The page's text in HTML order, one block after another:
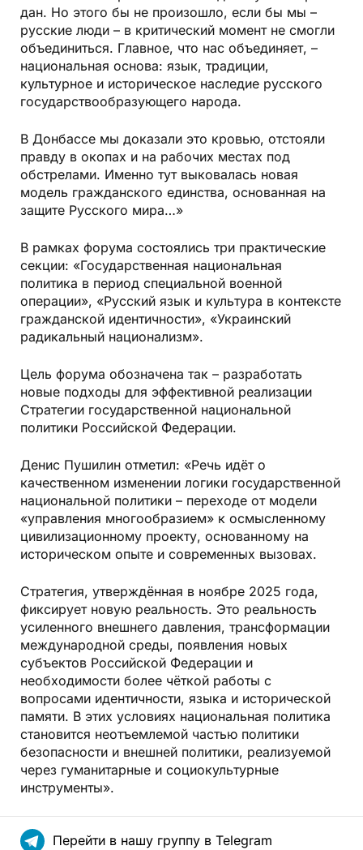
дан. Но этого бы не произошло, если бы мы –
русские люди – в критический момент не смогли
объединиться. Главное, что нас объединяет, –
национальная основа: язык, традиции,
культурное и историческое наследие русского
государствообразующего народа.
В Донбассе мы доказали это кровью, отстояли
правду в окопах и на рабочих местах под
обстрелами. Именно тут выковалась новая
модель гражданского единства, основанная на
защите Русского мира…»
В рамках форума состоялись три практические
секции: «Государственная национальная
политика в период специальной военной
операции», «Русский язык и культура в контексте
гражданской идентичности», «Украинский
радикальный национализм».
Цель форума обозначена так – разработать
новые подходы для эффективной реализации
Стратегии государственной национальной
политики Российской Федерации.
Денис Пушилин отметил: «Речь идёт о
качественном изменении логики государственной
национальной политики – переходе от модели
«управления многообразием» к осмысленному
цивилизационному проекту, основанному на
историческом опыте и современных вызовах.
Стратегия, утверждённая в ноябре 2025 года,
фиксирует новую реальность. Это реальность
усиленного внешнего давления, трансформации
международной среды, появления новых
субъектов Российской Федерации и
необходимости более чёткой работы с
вопросами идентичности, языка и исторической
памяти. В этих условиях национальная политика
становится неотъемлемой частью политики
безопасности и внешней политики, реализуемой
через гуманитарные и социокультурные
инструменты».
Перейти в нашу группу в Telegram